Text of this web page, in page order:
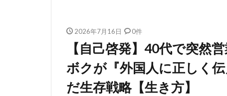
2026年7月16日 0件
【自己啓発】40代で突然
ボクが『外国人に正しく
だ生存戦略【生き方】